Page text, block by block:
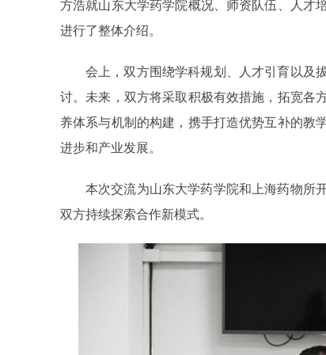
方浩就山东大学药学院概况、师资队伍、人才
进行了整体介绍。
会上，双方围绕学科规划、人才引育以及
讨。未来，双方将采取积极有效措施，拓宽各
养体系与机制的构建，携手打造优势互补的教
进步和产业发展。
本次交流为山东大学药学院和上海药物所
双方持续探索合作新模式。